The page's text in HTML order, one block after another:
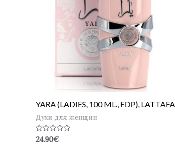
YARA (LADIES, 100 ML., EDP), LATTAFA
Духи для женщин
Оценка
24.90€